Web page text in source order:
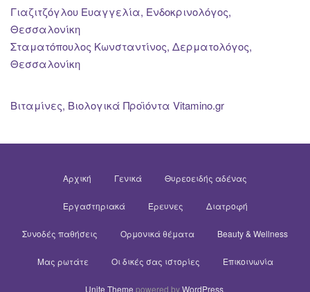
Γιαζιτζόγλου Ευαγγελία, Ενδοκρινολόγος,
Θεσσαλονίκη
Σταματόπουλος Κωνσταντίνος, Δερματολόγος,
Θεσσαλονίκη
Βιταμίνες, Βιολογικά Προϊόντα Vitamino.gr
Αρχική Γενικά Θυρεοειδής αδένας
Εργαστηριακά Έρευνες Διατροφή
Συνοδές παθήσεις Ορμονικά θέματα Beauty & Wellness
Μας ρωτάτε Οι δικές σας ιστορίες Επικοινωνία
Unite Theme powered byWordPress.